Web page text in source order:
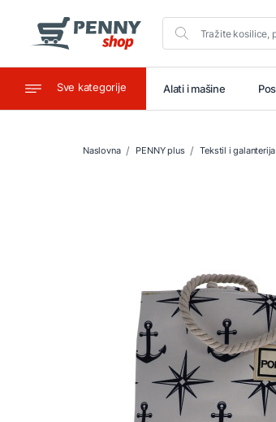
Sve kategorije
Ugostiteljstvo Alati i mašine
Naslovna PENNY plus Tekstil i galanterija